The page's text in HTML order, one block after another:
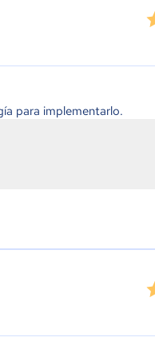
para implementarlo.